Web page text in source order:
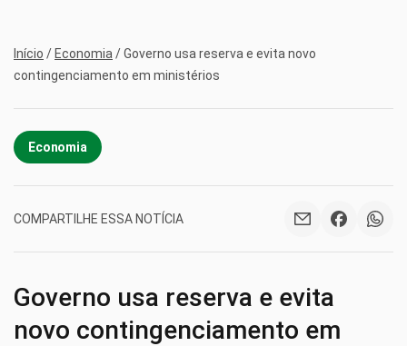
Início / Economia /Governo usa reserva e evita novo
contingenciamento em ministérios
Economia
COMPARTILHE ESSA NOTÍCIA
Governo usa reserva e evita
novo contingenciamento em